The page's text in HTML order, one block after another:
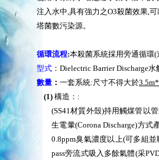
注入水中,具有強力之O3殺菌效果,可
塔菌數污染源。
循環流程:本殺菌系統採用旁通循環(
型式 ： Dielectric Barrier Discharge水
數量 ： 一套系統:尺寸不得大於
(1) 構造： :
(SS41材質外殼)持用觸煤管以
生電暈(Corona Discharge)方式
0.8ppm臭氣濃度以上(可多組並
pass旁流式吸入多餘氣體(采